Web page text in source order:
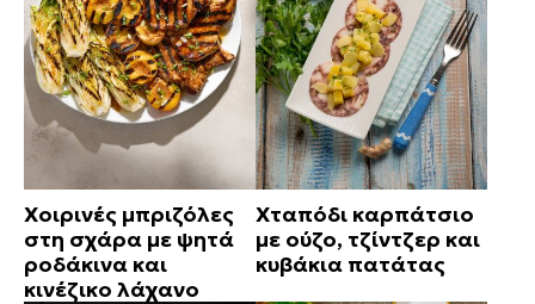
Χοιρινές μπριζόλες
στη σχάρα με ψητά
ροδάκινα και
κινέζικο λάχανο
Χταπόδι καρπάτσιο
με ούζο, τζίντζερ και
κυβάκια πατάτας